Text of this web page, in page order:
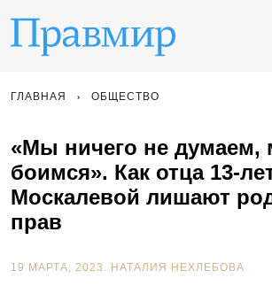
ГЛАВНАЯ ОБЩЕСТВО
«Мы ничего не думаем,
боимся». Как отца 13-
Москалевой лишают
прав
19 МАРТА, 2023. НАТАЛИЯ НЕХЛЕБОВА